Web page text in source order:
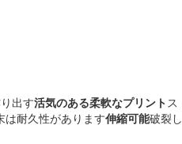
出す活気のある柔軟なプリント ス
は耐久性があります伸縮可能破裂し